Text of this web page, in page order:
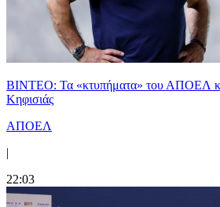
ΒΙΝΤΕΟ: Τα «κτυπήματα» του ΑΠΟΕΛ
Κηφισιάς
ΑΠΟΕΛ
|
22:03